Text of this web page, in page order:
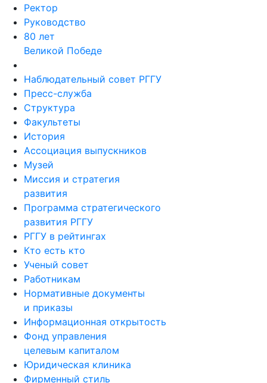
Руководство
80 лет
Великой Победе
Пресс-служба
Структура
Факультеты
История
Ассоциация выпускников
Музей
Миссия и стратегия
развития
Программа стратегического
развития РГГУ
РГГУ в рейтингах
Кто есть кто
Ученый совет
Работникам
Нормативные документы
и приказы
Информационная открытость
Фонд управления
целевым капиталом
Юридическая клиника
Фирменный стиль
Кампус